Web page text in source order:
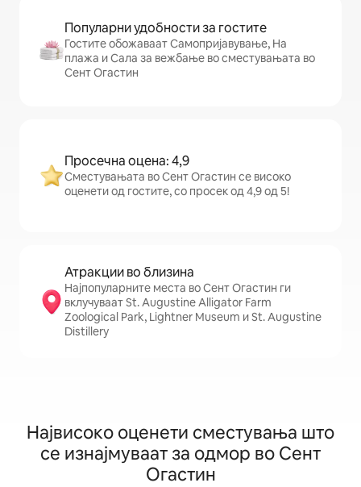
Популарни удобности за гостите
Гостите обожаваат Самопријавување, На
плажа и Сала за вежбање во сместувањата во
Сент Огастин
Просечна оцена: 4,9
Сместувањата во Сент Огастин се високо
оценети од гостите, со просек од 4,9 од 5!
Атракции во близина
Најпопуларните места во Сент Огастин ги
вклучуваат St. Augustine Alligator Farm
Zoological Park, Lightner Museum и St. Augustine
Distillery
Највисоко оценети сместувања што
се изнајмуваат за одмор во Сент
Огастин